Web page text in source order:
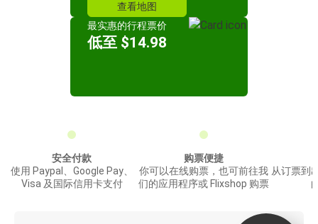
查看地图
最实惠的行程票价
低至 $14.98
安全付款
使用 Paypal、Google Pay、
Visa 及国际信用卡支付
购票便捷
你可以在线购票，也可前往我
们的应用程序或 Flixshop 购票
从订票到